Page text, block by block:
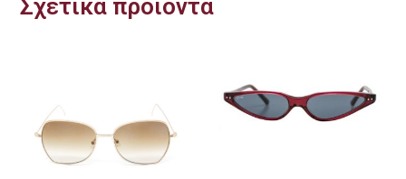
Σχετικά προϊόντα